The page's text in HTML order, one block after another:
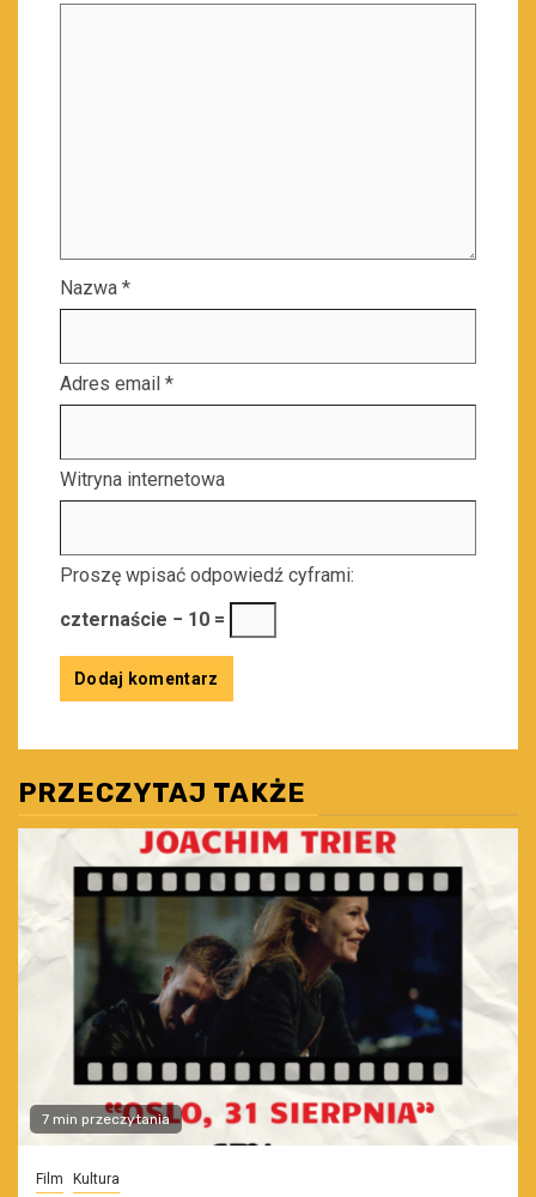
Nazwa *
Adres email *
Witryna internetowa
Proszę wpisać odpowiedź cyframi:
czternaście − 10 =
PRZECZYTAJ TAKŻE
7 min przeczytania
Film Kultura